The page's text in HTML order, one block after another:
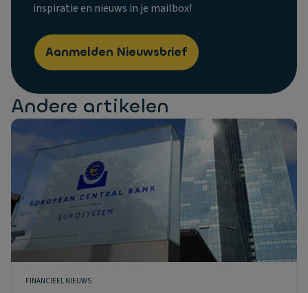
inspiratie en nieuws in je mailbox!
Aanmelden Nieuwsbrief
Andere artikelen
FINANCIEEL NIEUWS